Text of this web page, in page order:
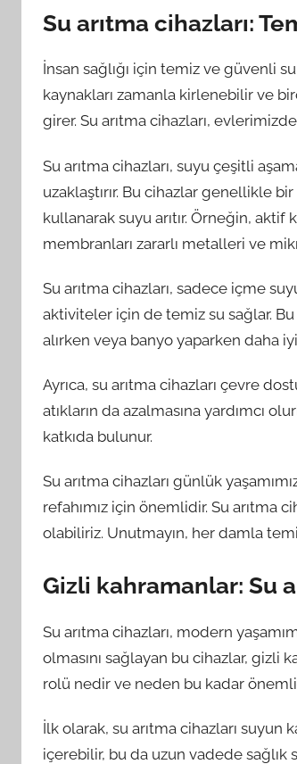
Su arıtma cihazları:
İnsan sağlığı için temiz ve güvenli
kaynakları zamanla kirlenebilir ve
girer. Su arıtma cihazları,
Su arıtma cihazları, suyu çeşitli
uzaklaştırır. Bu cihazlar genellikle
kullanarak suyu arıtır. Örneğin,
membranları zararlı metalleri ve
Su arıtma cihazları, sadece içme
aktiviteler için de temiz su sağlar.
alırken veya banyo yaparken daha
Ayrıca, su arıtma cihazları çevre
atıkların da azalmasına yardımcı
katkıda bulunur.
Su arıtma cihazları günlük
refahımız için önemlidir. Su arıtma
olabiliriz. Unutmayın, her damla
Gizli kahramanlar: Su
Su arıtma cihazları, modern
olmasını sağlayan bu cihazlar, gizli
rolü nedir ve neden bu kadar
İlk olarak, su arıtma cihazları suyun
içerebilir, bu da uzun vadede sağlık